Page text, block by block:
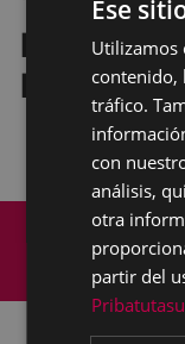
Reunión
Hogar
Mapa
Política
Ese
Utilizamos
contenido,
tráfico.
con
análisis,
otra
partir del